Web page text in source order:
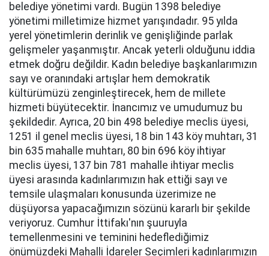
belediye yönetimi vardı. Bugün 1398 belediye
yönetimi milletimize hizmet yarışındadır. 95 yılda
yerel yönetimlerin derinlik ve genişliğinde parlak
gelişmeler yaşanmıştır. Ancak yeterli olduğunu iddia
etmek doğru değildir. Kadın belediye başkanlarımızın
sayı ve oranındaki artışlar hem demokratik
kültürümüzü zenginleştirecek, hem de millete
hizmeti büyütecektir. İnancımız ve umudumuz bu
şekildedir. Ayrıca, 20 bin 498 belediye meclis üyesi,
1251 il genel meclis üyesi, 18 bin 143 köy muhtarı, 31
bin 635 mahalle muhtarı, 80 bin 696 köy ihtiyar
meclis üyesi, 137 bin 781 mahalle ihtiyar meclis
üyesi arasında kadınlarımızın hak ettiği sayı ve
temsile ulaşmaları konusunda üzerimize ne
düşüyorsa yapacağımızın sözünü kararlı bir şekilde
veriyoruz. Cumhur İttifakı'nın şuuruyla
temellenmesini ve teminini hedeflediğimiz
önümüzdeki Mahalli İdareler Seçimleri kadınlarımızın